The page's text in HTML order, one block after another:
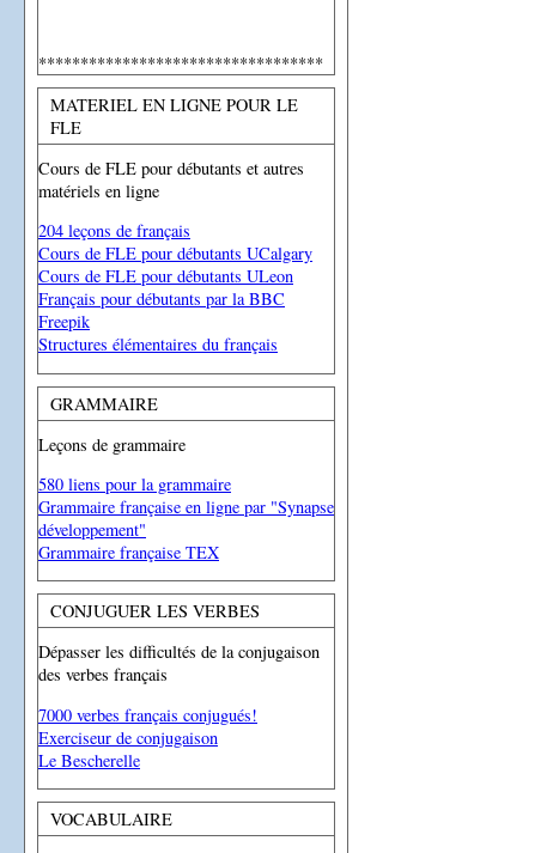
**********************************
MATERIEL EN LIGNE POUR LE
FLE
Cours de FLE pour débutants et autres
matériels en ligne
204 leçons de français
Cours de FLE pour débutants UCalgary
Cours de FLE pour débutants ULeon
Français pour débutants par la BBC
Freepik
Structures élémentaires du français
GRAMMAIRE
Leçons de grammaire
580 liens pour la grammaire
Grammaire française en ligne par "Synapse
développement"
Grammaire française TEX
CONJUGUER LES VERBES
Dépasser les difficultés de la conjugaison
des verbes français
7000 verbes français conjugués!
Exerciseur de conjugaison
Le Bescherelle
VOCABULAIRE